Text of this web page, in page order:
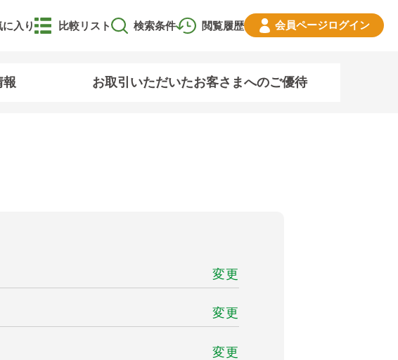
に入り 閲覧履歴
比較リスト 検索条件 会員ページログイン
報 お取引いただいたお客さまへのご優待
変更
変更
変更